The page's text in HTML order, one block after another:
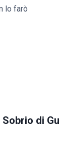
lo farò
di